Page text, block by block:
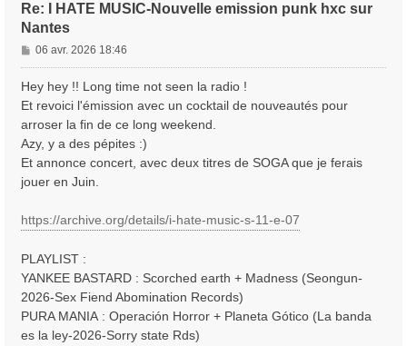
Re: I HATE MUSIC-Nouvelle emission punk hxc sur
Nantes
M
e
s
g
e
06 avr. 2026 18:46
Hey hey !! Long time not seen la radio !
Et revoici l'émission avec un cocktail de nouveautés pour
arroser la fin de ce long weekend.
Azy, y a des pépites :)
Et annonce concert, avec deux titres de SOGA que je ferais
jouer en Juin.
https://archive.org/details/i-hate-music-s-11-e-07
PLAYLIST :
YANKEE BASTARD : Scorched earth + Madness (Seongun-
2026-Sex Fiend Abomination Records)
PURA MANIA : Operación Horror + Planeta Gótico (La banda
es la ley-2026-Sorry state Rds)